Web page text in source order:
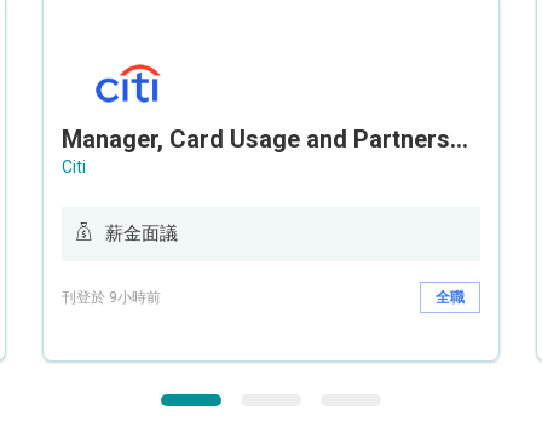
Manager, Card Usage and Partnership
Citi
薪金面議
刊登於 9小時前 全職